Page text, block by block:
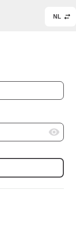
NL